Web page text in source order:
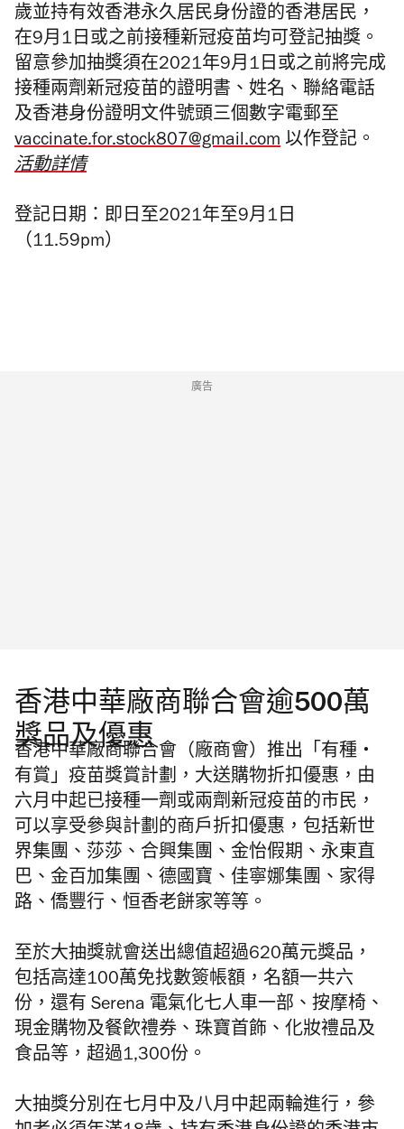
歲並持有效香港永久居民身份證的香港居民，
在9月1日或之前接種新冠疫苗均可登記抽獎。
留意參加抽獎須在2021年9月1日或之前將完成
接種兩劑新冠疫苗的證明書、姓名、聯絡電話
及香港身份證明文件號頭三個數字電郵至
vaccinate.for.stock807@gmail.com 以作登記。
活動詳情
登記日期：即日至2021年至9月1日
（11.59pm）
廣告
香港中華廠商聯合會逾500萬
獎品及優惠
香港中華廠商聯合會（廠商會）推出「有種‧
有賞」疫苗獎賞計劃，大送購物折扣優惠，由
六月中起已接種一劑或兩劑新冠疫苗的市民，
可以享受參與計劃的商戶折扣優惠，包括新世
界集團、莎莎、合興集團、金怡假期、永東直
巴、金百加集團、德國寶、佳寧娜集團、家得
路、僑豐行、恒香老餅家等等。
至於大抽獎就會送出總值超過620萬元獎品，
包括高達100萬免找數簽帳額，名額一共六
份，還有 Serena 電氣化七人車一部、按摩椅、
現金購物及餐飮禮券、珠寶首飾、化妝禮品及
食品等，超過1,300份。
大抽獎分別在七月中及八月中起兩輪進行，參